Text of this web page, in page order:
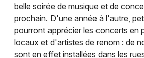
belle soirée de musique et de
prochain. D'une année à l'autre,
pourront apprécier les concerts en
locaux et d'artistes de renom : de
sont en effet installées dans les